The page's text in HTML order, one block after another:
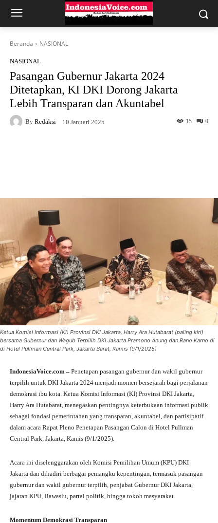
Beranda NASIONAL
NASIONAL
Pasangan Gubernur Jakarta 2024
Ditetapkan, KI DKI Dorong Jakarta
Lebih Transparan dan Akuntabel
By Redaksi 10 Januari 2025 0
15
Ketua Komisi Informasi (KI) Provinsi DKI Jakarta, Harry Ara Hutabarat (paling kiri)
bersama Gubernur dan Wagub Terpilih DKI Jakarta Pramono Anung dan Rano Karno di
di Hotel Pullman Central Park, Jakarta Barat, Kamis (9/1/2025)
IndonesiaVoice.com – Penetapan pasangan gubernur dan wakil gubernur
terpilih untuk DKI Jakarta 2024 menjadi momen bersejarah bagi perjalanan
demokrasi ibu kota. Ketua Komisi Informasi (KI) Provinsi DKI Jakarta,
Harry Ara Hutabarat, menegaskan pentingnya keterbukaan informasi publik
sebagai fondasi pemerintahan yang transparan, akuntabel, dan partisipatif
dalam acara Rapat Pleno Penetapan Pasangan Calon di Hotel Pullman
Central Park, Jakarta, Kamis (9/1/2025).
Acara ini diselenggarakan oleh Komisi Pemilihan Umum (KPU) DKI
Jakarta dan dihadiri berbagai pemangku kepentingan, termasuk pasangan
gubernur dan wakil gubernur terpilih, penjabat Gubernur DKI Jakarta,
jajaran KPU, Bawaslu, partai politik, hingga tokoh masyarakat.
Momentum Demokrasi Transparan